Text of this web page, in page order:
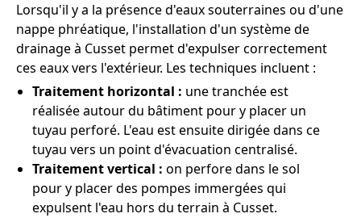
Lorsqu'il y a la présence d'eaux souterraines ou d'une
nappe phréatique, l'installation d'un système de
drainage à Cusset permet d'expulser correctement
ces eaux vers l'extérieur. Les techniques incluent :
Traitement horizontal : une tranchée est
réalisée autour du bâtiment pour y placer un
tuyau perforé. L'eau est ensuite dirigée dans ce
tuyau vers un point d'évacuation centralisé.
Traitement vertical : on perfore dans le sol
pour y placer des pompes immergées qui
expulsent l'eau hors du terrain à Cusset.